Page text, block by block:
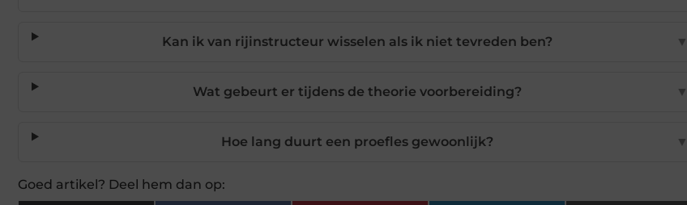
Kan ik van rijinstructeur wisselen als ik niet tevreden ben? ▼
Wat gebeurt er tijdens de theorie voorbereiding? ▼
Hoe lang duurt een proefles gewoonlijk? ▼
Goed artikel? Deel hem dan op: